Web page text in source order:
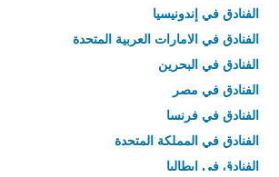
الفنادق في إندونيسيا
الفنادق في الامارات العربية المتحدة
الفنادق في البحرين
الفنادق في مصر
الفنادق في فرنسا
الفنادق في المملكة المتحدة
الفنادق في إيطاليا